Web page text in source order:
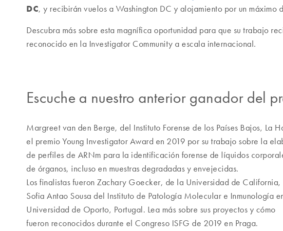
DC, y recibirán vuelos a Washington DC y alojamiento por un máximo
Descubra más sobre esta magnífica oportunidad para que su trabajo
reconocido en la Investigator Community a escala internacional.
Escuche a nuestro anterior ganador del
Margreet van den Berge, del Instituto Forense de los Países Bajos, La
el premio Young Investigator Award en 2019 por su trabajo sobre la
de perfiles de ARNm para la identificación forense de líquidos
de órganos, incluso en muestras degradadas y envejecidas.
Los finalistas fueron Zachary Goecker, de la Universidad de California,
Sofia Antao Sousa del Instituto de Patología Molecular e Inmunología
Universidad de Oporto, Portugal. Lea más sobre sus proyectos y cómo
fueron reconocidos durante el Congreso ISFG de 2019 en Praga.